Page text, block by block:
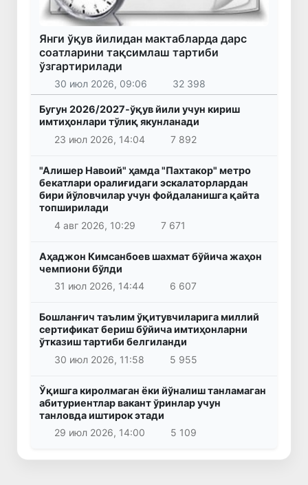
Янги ўқув йилидан мактабларда дарс
соатларини тақсимлаш тартиби
ўзгартирилади
30 июл 2026, 09:06 32 398
Бугун 2026/2027-ўқув йили учун кириш
имтиҳонлари тўлиқ якунланади
23 июл 2026, 14:04
7 892
"Алишер Навоий" ҳамда "Пахтакор" метро
бекатлари оралиғидаги эскалаторлардан
бири йўловчилар учун фойдаланишга қайта
топширилади
4 авг 2026, 10:29
7 671
Аҳаджон Кимсанбоев шахмат бўйича жаҳон
чемпиони бўлди
31 июл 2026, 14:44
6 607
Бошланғич таълим ўқитувчиларига миллий
сертификат бериш бўйича имтиҳонларни
ўтказиш тартиби белгиланди
30 июл 2026, 11:58
5 955
Ўқишга киролмаган ёки йўналиш танламаган
абитуриентлар вакант ўринлар учун
танловда иштирок этади
29 июл 2026, 14:00
5 109